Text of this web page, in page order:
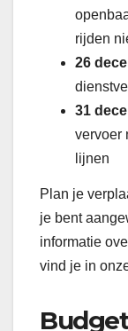
rijden
26
31
vervoer
lijnen
Plan je
je bent
informatie
vind je in